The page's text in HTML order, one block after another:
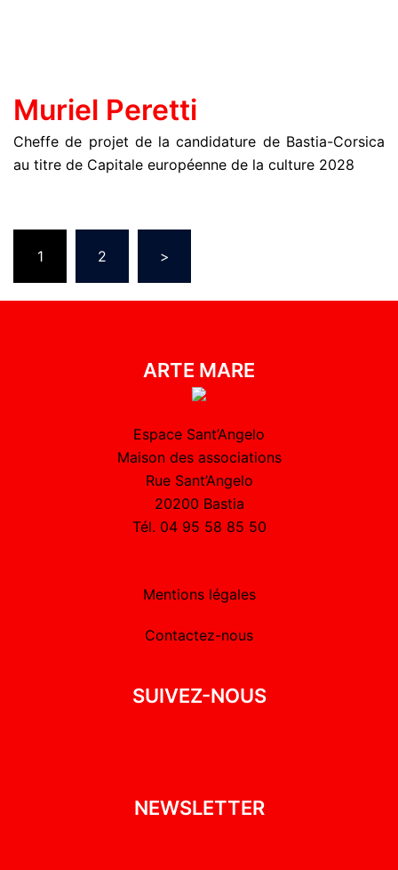
Muriel Peretti
Cheffe de projet de la candidature de Bastia-Corsica
au titre de Capitale européenne de la culture 2028
1 2 >
ARTE MARE
Espace Sant’Angelo
Maison des associations
Rue Sant’Angelo
20200 Bastia
Tél. 04 95 58 85 50
Mentions légales
Contactez-nous
SUIVEZ-NOUS
NEWSLETTER